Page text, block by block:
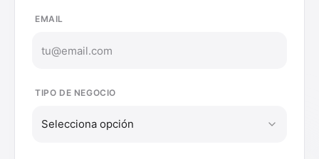
EMAIL
TIPO DE NEGOCIO
Selecciona opción